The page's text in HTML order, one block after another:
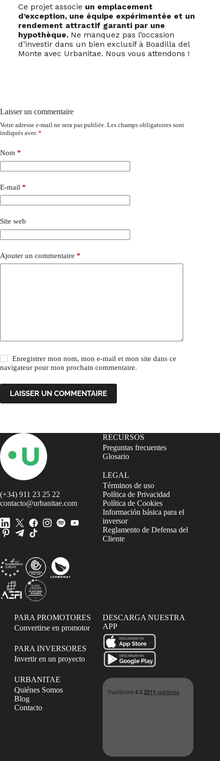
Ce projet associe un emplacement
d’exception, une équipe expérimentée et un
rendement attractif garanti par une
hypothèque.Ne manquez pas l’occasion
d’investir dans un bien exclusif à Boadilla del
Monte avec Urbanitae. Nous vous attendons !
Laisser un commentaire
Votre adresse e-mail ne sera pas publiée. Les champs obligatoires sont
indiqués avec *
Nom *
E-mail *
Site web
Ajouter un commentaire *
Enregistrer mon nom, mon e-mail et mon site dans ce
navigateur pour mon prochain commentaire.
LAISSER UN COMMENTAIRE
(+34) 911 23 25 22
contacto@urbanitae.com
RECURSOS
Preguntas frecuentes
Glosario
LEGAL
Términos de uso
Política de Privacidad
Política de Cookies
Información básica para el
inversor
Reglamento de Defensa del
Cliente
PARA PROMOTORES
Convertirse en promotor
PARA INVERSORES
Invertir en un proyecto
URBANITAE
Quiénes Somos
Blog
Contacto
DESCARGA NUESTRA
APP